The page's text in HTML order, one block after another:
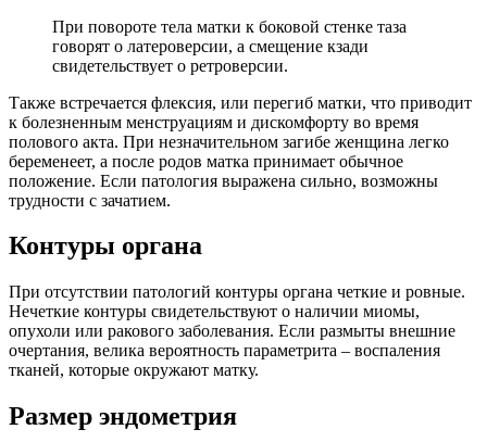
При повороте тела матки к боковой стенке таза
говорят о латероверсии, а смещение кзади
свидетельствует о ретроверсии.
Также встречается флексия, или перегиб матки, что приводит
к болезненным менструациям и дискомфорту во время
полового акта. При незначительном загибе женщина легко
беременеет, а после родов матка принимает обычное
положение. Если патология выражена сильно, возможны
трудности с зачатием.
Контуры органа
При отсутствии патологий контуры органа четкие и ровные.
Нечеткие контуры свидетельствуют о наличии миомы,
опухоли или ракового заболевания. Если размыты внешние
очертания, велика вероятность параметрита – воспаления
тканей, которые окружают матку.
Размер эндометрия